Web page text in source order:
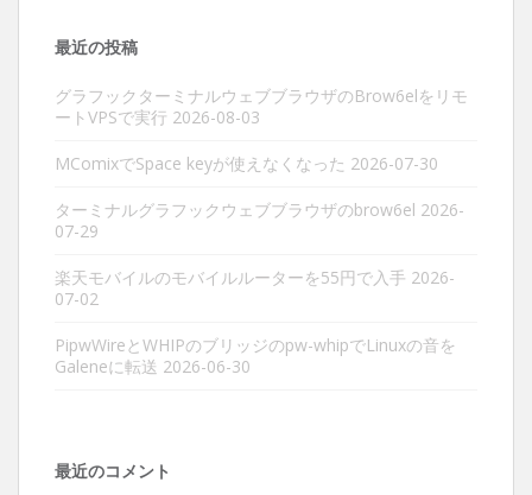
最近の投稿
グラフックターミナルウェブブラウザのBrow6elをリモ
ートVPSで実行 2026-08-03
MComixでSpace keyが使えなくなった 2026-07-30
ターミナルグラフックウェブブラウザのbrow6el 2026-
07-29
楽天モバイルのモバイルルーターを55円で入手 2026-
07-02
PipwWireとWHIPのブリッジのpw-whipでLinuxの音を
Galeneに転送 2026-06-30
最近のコメント